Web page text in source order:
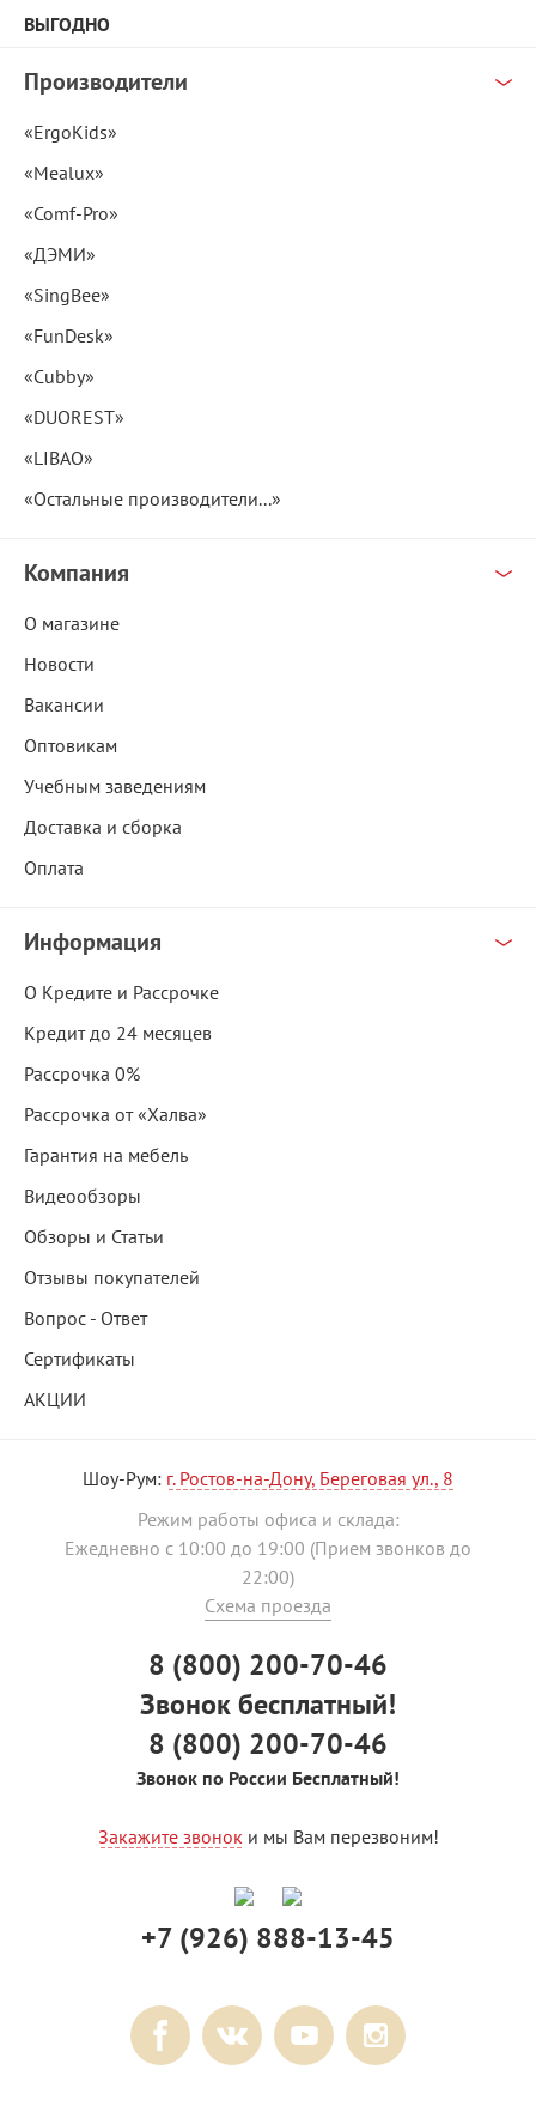
ВЫГОДНО
Производители
«ErgoKids»
«Mealux»
«Comf-Pro»
«ДЭМИ»
«SingBee»
«FunDesk»
«Cubby»
«DUOREST»
«LIBAO»
«Остальные производители...»
Компания
О магазине
Новости
Вакансии
Оптовикам
Учебным заведениям
Доставка и сборка
Оплата
Информация
О Кредите и Рассрочке
Кредит до 24 месяцев
Рассрочка 0%
Рассрочка от «Халва»
Гарантия на мебель
Видеообзоры
Обзоры и Статьи
Отзывы покупателей
Вопрос - Ответ
Сертификаты
АКЦИИ
Шоу-Рум: г. Ростов-на-Дону, Береговая ул., 8
Режим работы офиса и склада:
Ежедневно с 10:00 до 19:00 (Прием звонков до
22:00)
Схема проезда
8 (800) 200-70-46
Звонок бесплатный!
8 (800) 200-70-46
Звонок по России Бесплатный!
Закажите звоноки мы Вам перезвоним!
+7 (926) 888-13-45